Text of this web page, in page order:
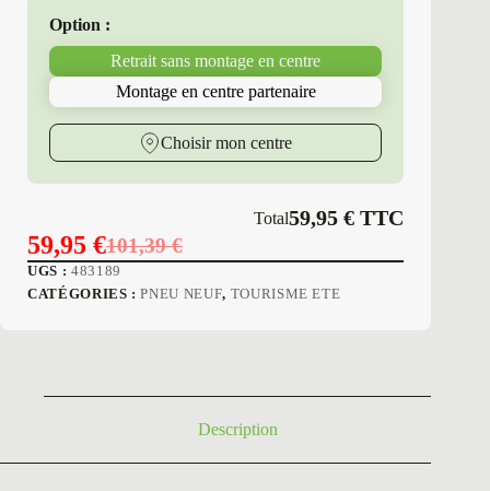
165/70R14
Option :
Retrait sans montage en centre
Montage en centre partenaire
Choisir mon centre
Total59,95€ TTC
101,39€
Le
prix
59,95 €Le
prix
UGS : 483189
CATÉGORIES :PNEU NEUF, TOURISME ETE
Description